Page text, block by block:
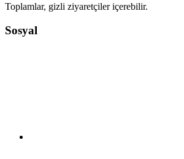
Toplamlar, gizli ziyaretçiler içerebilir.
Sosyal